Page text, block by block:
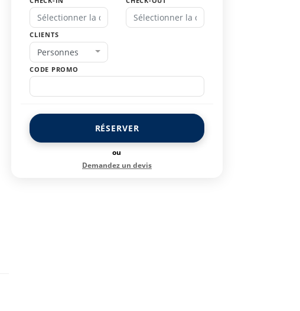
CLIENTS
Personnes
CODE PROMO
RÉSERVER
ou
Demandez un devis